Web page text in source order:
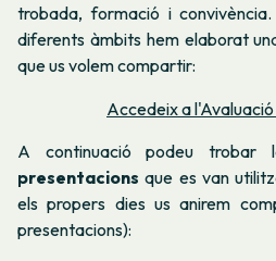
trobada, formació i
diferents àmbits hem elaborat
que us volem compartir:
Accedeix a l'Avaluació
A continuació podeu trobar
presentacionsque es van
els propers dies us anirem
presentacions):